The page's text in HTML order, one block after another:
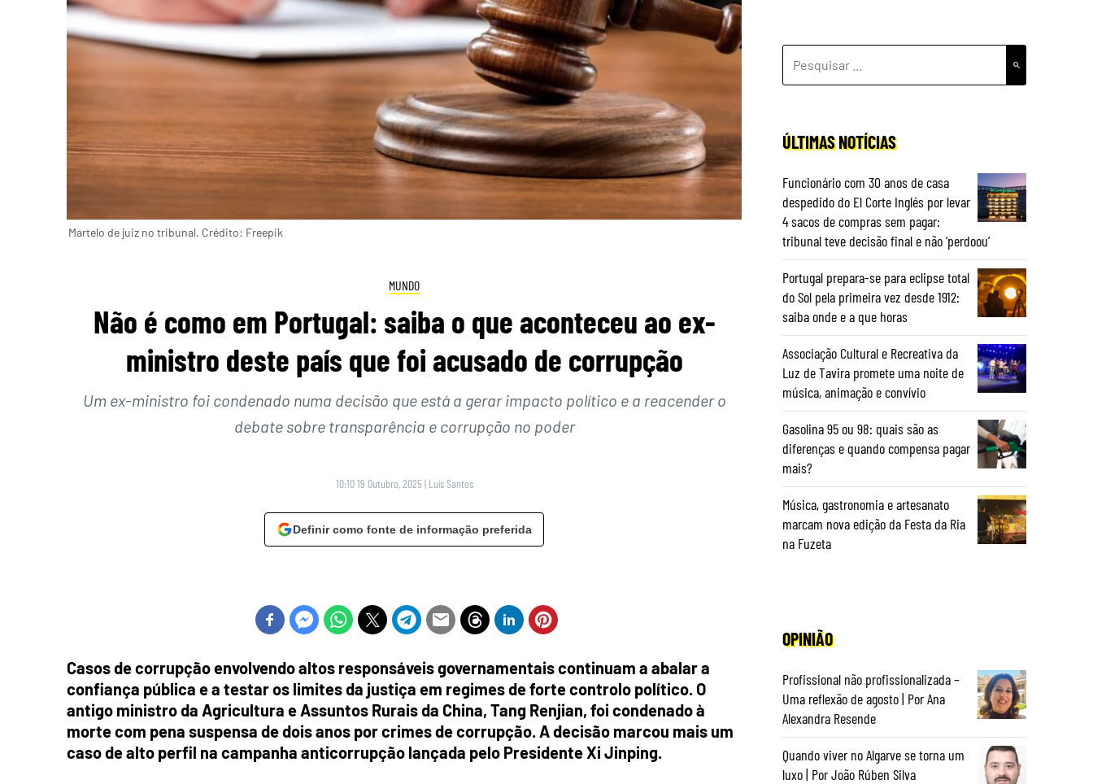
Martelo de juiz no tribunal. Crédito: Freepik
MUNDO
Não é como em Portugal: saiba o que aconteceu ao ex-
ministro deste país que foi acusado de corrupção
Um ex-ministro foi condenado numa decisão que está a gerar impacto político e a reacender o
debate sobre transparência e corrupção no poder
10:10 19 Outubro, 2025 | Luís Santos
Definir como fonte de informação preferida
Casos de corrupção envolvendo altos responsáveis governamentais continuam a abalar a
confiança pública e a testar os limites da justiça em regimes de forte controlo político. O
antigo ministro da Agricultura e Assuntos Rurais da China, Tang Renjian, foi condenado à
morte com pena suspensa de dois anos por crimes de corrupção. A decisão marcou mais um
caso de alto perfil na campanha anticorrupção lançada pelo Presidente Xi Jinping.
POR:
ÚLTIMAS NOTÍCIAS
Funcionário com 30 anos de casa
despedido do El Corte Inglés por levar
4 sacos de compras sem pagar:
tribunal teve decisão final e não ‘perdoou’
Portugal prepara-se para eclipse total
do Sol pela primeira vez desde 1912:
saiba onde e a que horas
Associação Cultural e Recreativa da
Luz de Tavira promete uma noite de
música, animação e convívio
Gasolina 95 ou 98: quais são as
diferenças e quando compensa pagar
mais?
Música, gastronomia e artesanato
marcam nova edição da Festa da Ria
na Fuzeta
OPINIÃO
Profissional não profissionalizada –
Uma reflexão de agosto | Por Ana
Alexandra Resende
Quando viver no Algarve se torna um
luxo | Por João Rúben Silva